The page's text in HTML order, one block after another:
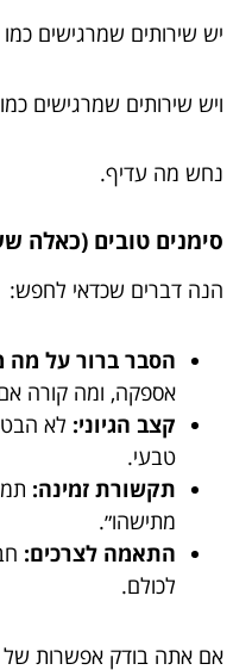
יש שירותים שמרגישים
ויש שירותים שמרגישים
נחש מה עדיף.
סימנים טובים (כאלה
הנה דברים שכדאי לחפש:
הסבר ברור על מה
אספקה, ומה קורה
קצב הגיוני: לא
טבעי.
תקשורת זמינה:
מתישהו״.
התאמה לצרכים:
לכולם.
אם אתה בודק אפשרות של